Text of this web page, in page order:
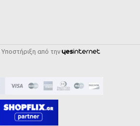
Υποστήριξη από την